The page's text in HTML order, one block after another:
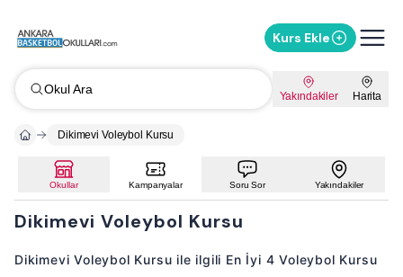
Kurs Ekle
Okul Ara Yakındakiler Harita
Dikimevi Voleybol Kursu
Okullar Kampanyalar Soru Sor Yakındakiler
Dikimevi Voleybol Kursu
Dikimevi Voleybol Kursu ile ilgili En İyi 4 Voleybol Kursu